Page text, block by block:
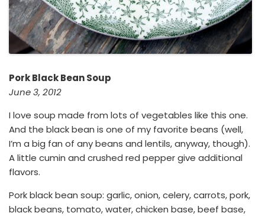
Pork Black Bean Soup
June 3, 2012
I love soup made from lots of vegetables like this one.
And the black bean is one of my favorite beans (well,
I’m a big fan of any beans and lentils, anyway, though).
A little cumin and crushed red pepper give additional
flavors.
Pork black bean soup: garlic, onion, celery, carrots, pork,
black beans, tomato, water, chicken base, beef base,